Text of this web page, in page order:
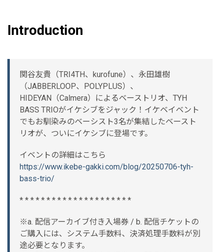
Introduction
関谷友貴（TRI4TH、kurofune）、永田雄樹
（JABBERLOOP、POLYPLUS）、
HIDEYAN（Calmera）によるベーストリオ、TYH
BASS TRIOがイケシブをジャック！イケベイベント
でもお馴染みのベーシスト3名が集結したベースト
リオが、ついにイケシブに登場です。
イベントの詳細はこちら
https://www.ikebe-gakki.com/blog/20250706-tyh-
bass-trio/
* * * * * * * * * * * * * * * * * * * * *
※a. 配信アーカイブ付き入場券 / b. 配信チケットの
ご購入には、システム手数料、決済処理手数料が別
途必要となります。